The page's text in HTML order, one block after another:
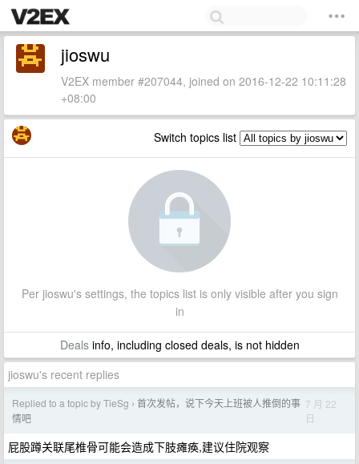
jioswu
V2EX member #207044, joined on 2016-12-22 10:11:28
+08:00
Switch topics list
Per jioswu's settings, the topics list is only visible after you sign
in
Dealsinfo, including closed deals, is not hidden
jioswu's recent replies
Replied to a topic by TieSg › 首次发帖，说下今天上班被人推倒的事
情吧
7 月 22
日
屁股蹲关联尾椎骨可能会造成下肢瘫痪,建议住院观察